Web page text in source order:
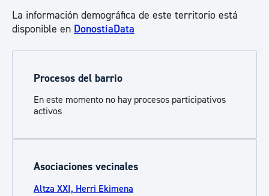
La información demográfica de este territorio está
disponible en DonostiaData
Procesos del barrio
En este momento no hay procesos participativos
activos
Asociaciones vecinales
Altza XXI, Herri Ekimena